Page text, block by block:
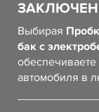
Выбирая
бак с
автомобиля в